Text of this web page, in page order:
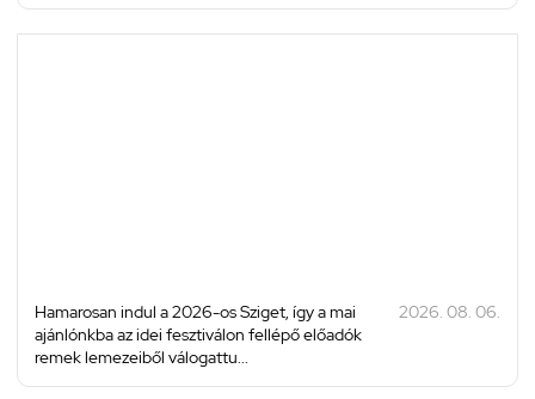
Hamarosan indul a 2026-os Sziget, így a mai
ajánlónkba az idei fesztiválon fellépő előadók
remek lemezeiből válogattu...
2026. 08. 06.